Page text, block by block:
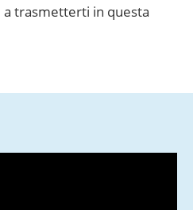
trasmetterti in questa